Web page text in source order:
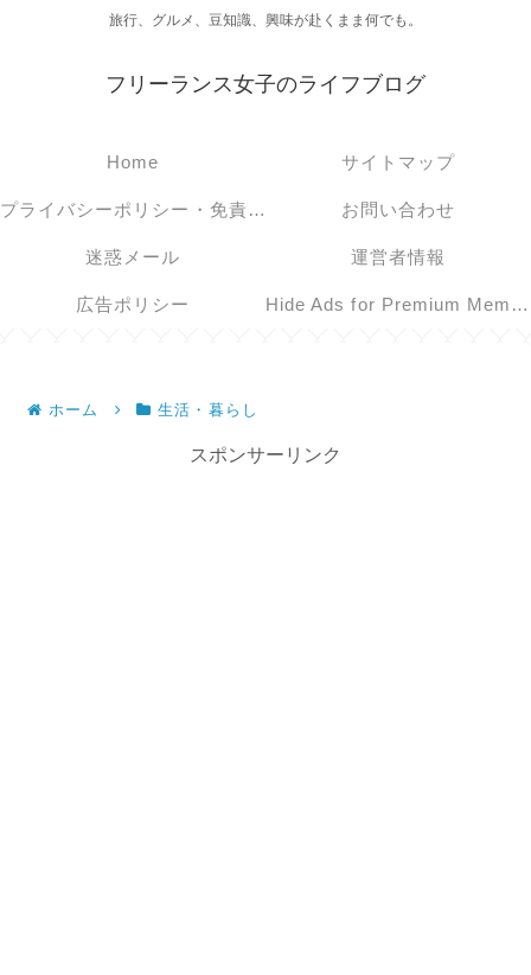
旅行、グルメ、豆知識、興味が赴くまま何でも。
フリーランス女子のライフブログ
Home サイトマップ
プライバシーポリシー・免責事項 お問い合わせ
迷惑メール 運営者情報
広告ポリシー Hide Ads for Premium Members
ホーム 生活・暮らし
スポンサーリンク